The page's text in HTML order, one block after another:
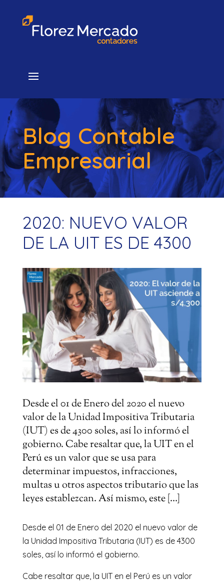
Blog Contable
Empresarial
2020: NUEVO VALOR
DE LA UIT ES DE 4300
Desde el 01 de Enero del 2020 el nuevo
valor de la Unidad Impositiva Tributaria
(IUT) es de 4300 soles, así lo informó el
gobierno. Cabe resaltar que, la UIT en el
Perú es un valor que se usa para
determinar impuestos, infracciones,
multas u otros aspectos tributario que las
leyes establezcan. Así mismo, este […]
Desde el 01 de Enero del 2020 el nuevo valor de
la Unidad Impositiva Tributaria (IUT) es de 4300
soles, así lo informó el gobierno.
Cabe resaltar que, la UIT en el Perú es un valor